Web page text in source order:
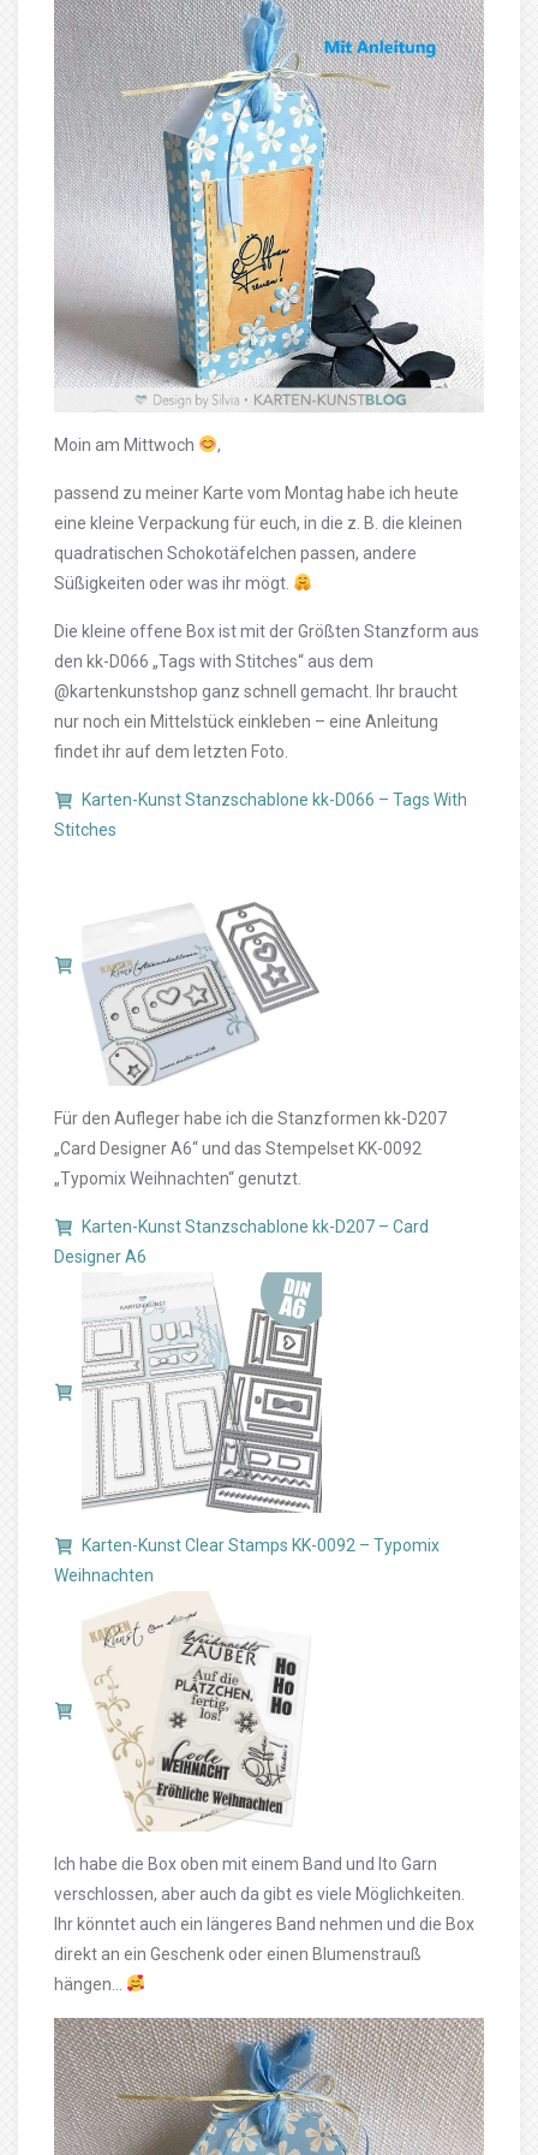
Moin am Mittwoch ,
passend zu meiner Karte vom Montag habe ich heute
eine kleine Verpackung für euch, in die z. B. die kleinen
quadratischen Schokotäfelchen passen, andere
Süßigkeiten oder was ihr mögt.
Die kleine offene Box ist mit der Größten Stanzform aus
den kk-D066 „Tags with Stitches“ aus dem
@kartenkunstshop ganz schnell gemacht. Ihr braucht
nur noch ein Mittelstück einkleben – eine Anleitung
findet ihr auf dem letzten Foto.
Karten-Kunst Stanzschablone kk-D066 – Tags With
Stitches
Für den Aufleger habe ich die Stanzformen kk-D207
„Card Designer A6“ und das Stempelset KK-0092
„Typomix Weihnachten“ genutzt.
Karten-Kunst Stanzschablone kk-D207 – Card
Designer A6
Karten-Kunst Clear Stamps KK-0092 – Typomix
Weihnachten
Ich habe die Box oben mit einem Band und Ito Garn
verschlossen, aber auch da gibt es viele Möglichkeiten.
Ihr könntet auch ein längeres Band nehmen und die Box
direkt an ein Geschenk oder einen Blumenstrauß
hängen…